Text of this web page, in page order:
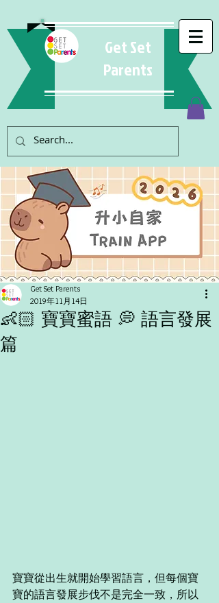
Get Set
Parents
👶🏻 寶寶蜜語 💭 語言發展
篇
Get Set Parents
2019年11月14日
寶寶從出生就開始學習語言，但每個寶
寶的語言發展步伐不是完全一致，所以